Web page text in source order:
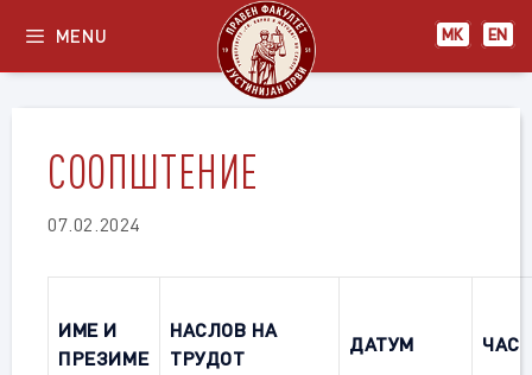
content
МК EN
MENU
СООПШТЕНИЕ
07.02.2024
ИМЕ И
ПРЕЗИМЕ
НАСЛОВ НА
ТРУДОТ
ДАТУМ ЧАС